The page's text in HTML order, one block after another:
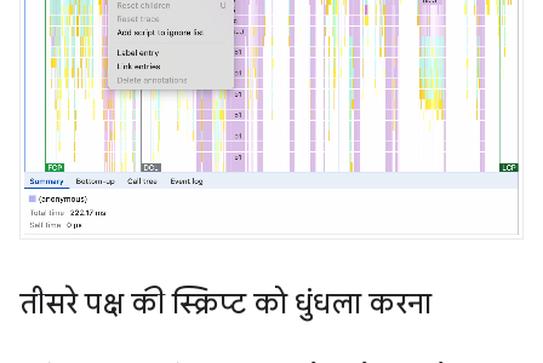
तीसरे पक्ष की स्क्रिप्ट को धुंधला करना